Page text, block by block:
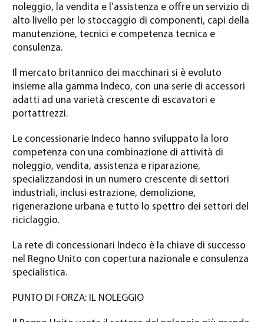
noleggio, la vendita e l’assistenza e offre un servizio di
alto livello per lo stoccaggio di componenti, capi della
manutenzione, tecnici e competenza tecnica e
consulenza.
Il mercato britannico dei macchinari si è evoluto
insieme alla gamma Indeco, con una serie di accessori
adatti ad una varietà crescente di escavatori e
portattrezzi.
Le concessionarie Indeco hanno sviluppato la loro
competenza con una combinazione di attività di
noleggio, vendita, assistenza e riparazione,
specializzandosi in un numero crescente di settori
industriali, inclusi estrazione, demolizione,
rigenerazione urbana e tutto lo spettro dei settori del
riciclaggio.
La rete di concessionari Indeco è la chiave di successo
nel Regno Unito con copertura nazionale e consulenza
specialistica.
PUNTO DI FORZA: IL NOLEGGIO